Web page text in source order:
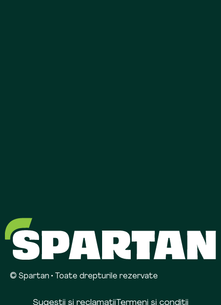
© Spartan • Toate drepturile rezervate
Sugestii și reclamațiiTermeni și condiții